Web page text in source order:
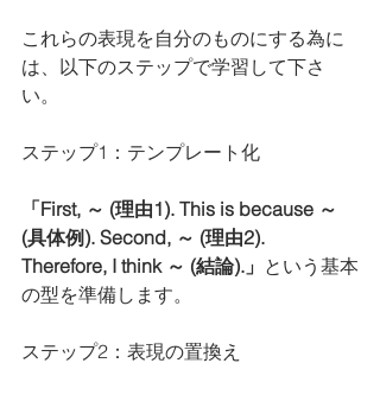
これらの表現を自分のものにする為に
は、以下のステップで学習して下さ
い。
ステップ1：テンプレート化
「First, ～ (理由1). This is because ～
(具体例). Second, ～ (理由2).
Therefore, I think ～ (結論).」 という基本
の型を準備します。
ステップ2：表現の置換え